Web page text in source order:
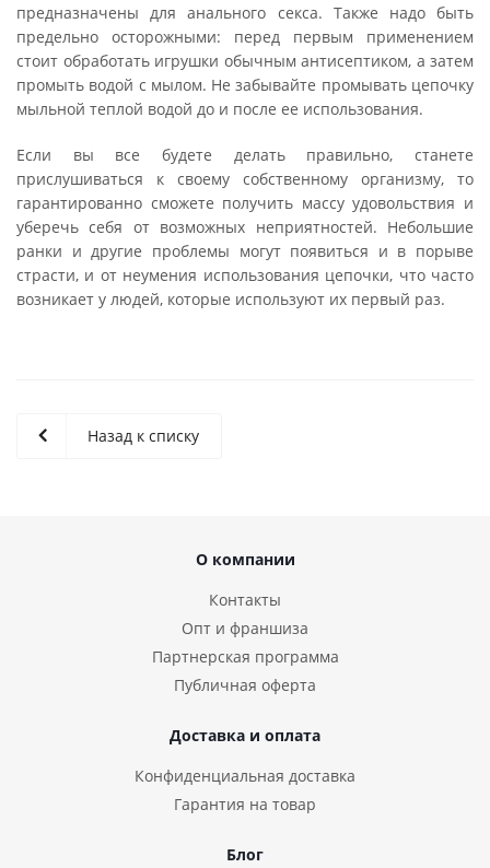
предназначены для анального секса. Также надо быть
предельно осторожными: перед первым применением
стоит обработать игрушки обычным антисептиком, а затем
промыть водой с мылом. Не забывайте промывать цепочку
мыльной теплой водой до и после ее использования.
Если вы все будете делать правильно, станете
прислушиваться к своему собственному организму, то
гарантированно сможете получить массу удовольствия и
уберечь себя от возможных неприятностей. Небольшие
ранки и другие проблемы могут появиться и в порыве
страсти, и от неумения использования цепочки, что часто
возникает у людей, которые используют их первый раз.
Назад к списку
О компании
Контакты
Опт и франшиза
Партнерская программа
Публичная оферта
Доставка и оплата
Конфиденциальная доставка
Гарантия на товар
Блог